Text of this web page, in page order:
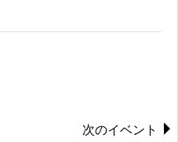
次のイベント